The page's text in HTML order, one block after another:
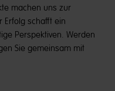
machen uns zur
Erfolg schafft ein
Perspektiven. Werden
Sie gemeinsam mit